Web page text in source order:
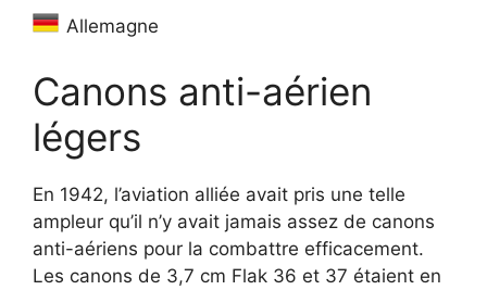
Allemagne
Canons anti-aérien
légers
En 1942, l’aviation alliée avait pris une telle
ampleur qu’il n’y avait jamais assez de canons
anti-aériens pour la combattre efficacement.
Les canons de 3,7 cm Flak 36 et 37 étaient en